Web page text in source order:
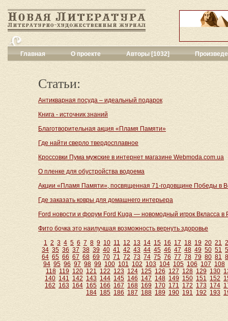
Главная О проекте Авторы [1032]
Повести,
Другие жанры
Статьи:
Антикварная посуда – идеальный подарок
Книга - источник знаний
Благотворительная акция «Пламя Памяти»
Где найти сверло твердосплавное
Кроссовки Пума мужские в интернет магазине Webmoda.com.ua
О пленке для обустройства водоема
Акции «Пламя Памяти», посвященная 71-годовщине Победы в
Где заказать ковры для домашнего интерьера
Ford новости и форум Ford Kuga — новомодный игрок Bкласса в
Фито бочка это наилучшая возможность вернуть здоровье
1 2 3 4 5 6 7 8 9 10 11 12 13 14 15 16 17 18 19 20 21
34 35 36 37 38 39 40 41 42 43 44 45 46 47 48 49 50 51
64 65 66 67 68 69 70 71 72 73 74 75 76 77 78 79 80 81
94 95 96 97 98 99 100 101 102 103 104 105 106 107 108
118 119 120 121 122 123 124 125 126 127 128 129 130
140 141 142 143 144 145 146 147 148 149 150 151 152
162 163 164 165 166 167 168 169 170 171 172 173 174
184 185 186 187 188 189 190 191 192 193